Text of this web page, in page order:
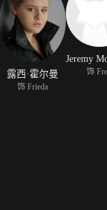
露西·霍尔曼
饰 Frieda
饰